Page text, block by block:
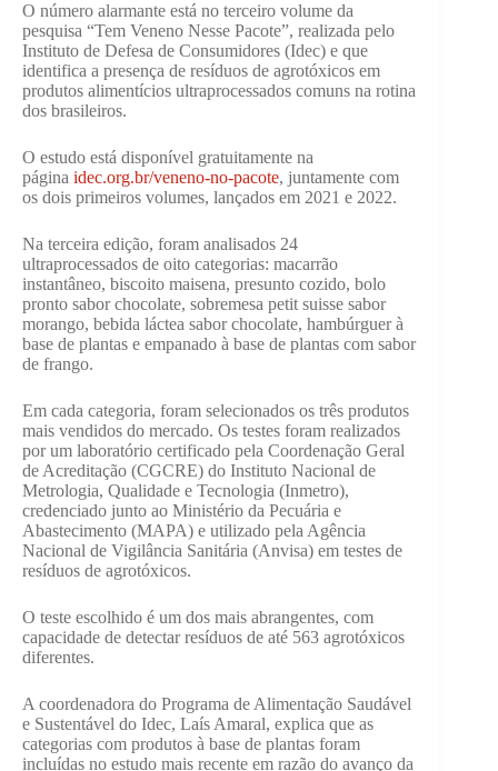
O número alarmante está no terceiro volume da
pesquisa “Tem Veneno Nesse Pacote”, realizada pelo
Instituto de Defesa de Consumidores (Idec) e que
identifica a presença de resíduos de agrotóxicos em
produtos alimentícios ultraprocessados comuns na rotina
dos brasileiros.
O estudo está disponível gratuitamente na
página idec.org.br/veneno-no-pacote, juntamente com
os dois primeiros volumes, lançados em 2021 e 2022.
Na terceira edição, foram analisados 24
ultraprocessados de oito categorias: macarrão
instantâneo, biscoito maisena, presunto cozido, bolo
pronto sabor chocolate, sobremesa petit suisse sabor
morango, bebida láctea sabor chocolate, hambúrguer à
base de plantas e empanado à base de plantas com sabor
de frango.
Em cada categoria, foram selecionados os três produtos
mais vendidos do mercado. Os testes foram realizados
por um laboratório certificado pela Coordenação Geral
de Acreditação (CGCRE) do Instituto Nacional de
Metrologia, Qualidade e Tecnologia (Inmetro),
credenciado junto ao Ministério da Pecuária e
Abastecimento (MAPA) e utilizado pela Agência
Nacional de Vigilância Sanitária (Anvisa) em testes de
resíduos de agrotóxicos.
O teste escolhido é um dos mais abrangentes, com
capacidade de detectar resíduos de até 563 agrotóxicos
diferentes.
A coordenadora do Programa de Alimentação Saudável
e Sustentável do Idec, Laís Amaral, explica que as
categorias com produtos à base de plantas foram
incluídas no estudo mais recente em razão do avanço da